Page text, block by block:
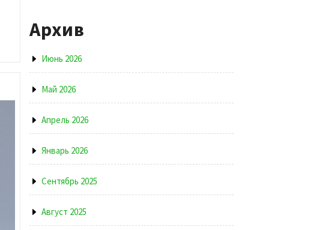
Архив
Июнь 2026
Май 2026
Апрель 2026
Январь 2026
Сентябрь 2025
Август 2025